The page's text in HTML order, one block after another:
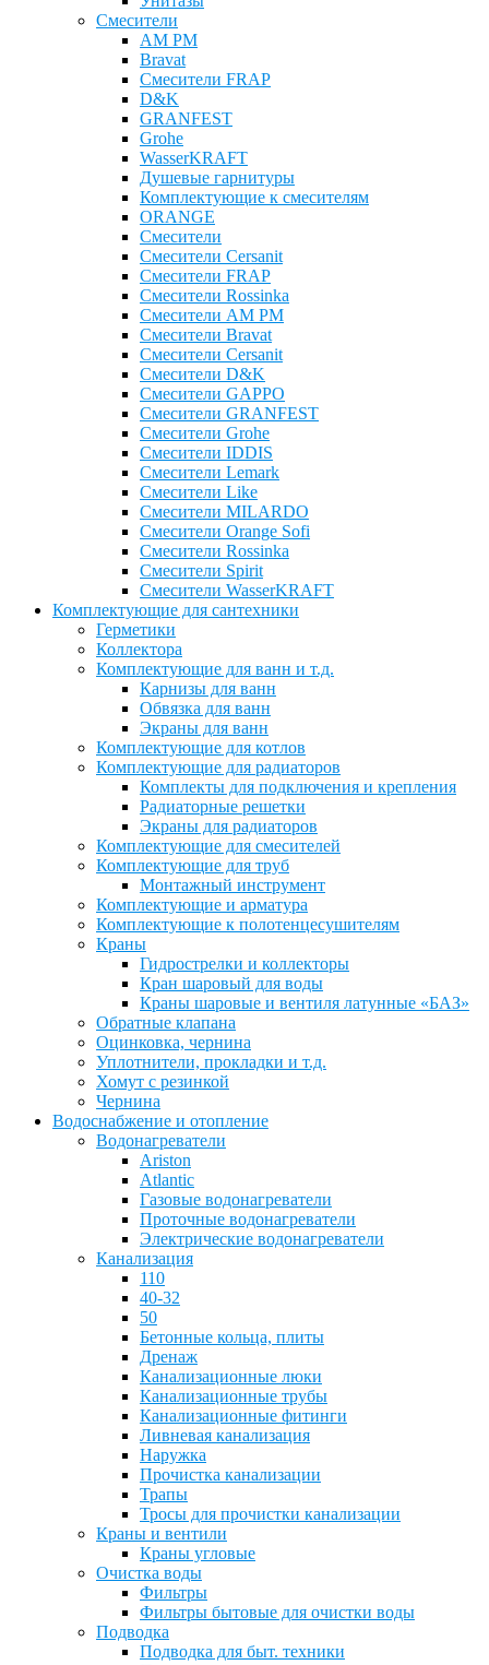
Смесители
AM PM
Bravat
Cмесители FRAP
D&K
GRANFEST
Grohe
WasserKRAFT
Душевые гарнитуры
Комплектующие к смесителям
ОRANGE
Смесители
Смесители Cersanit
Смесители FRAP
Смесители Rossinka
Смесители AM PM
Смесители Bravat
Смесители Cersanit
Смесители D&K
Смесители GAPPO
Смесители GRANFEST
Смесители Grohe
Смесители IDDIS
Смесители Lemark
Смесители Like
Смесители MILARDO
Смесители Orange Sofi
Смесители Rossinka
Смесители Spirit
Смесители WasserKRAFT
Комплектующие для сантехники
Герметики
Коллектора
Комплектующие для ванн и т.д.
Карнизы для ванн
Обвязка для ванн
Экраны для ванн
Комплектующие для котлов
Комплектующие для радиаторов
Комплекты для подключения и крепления
Радиаторные решетки
Экраны для радиаторов
Комплектующие для смесителей
Комплектующие для труб
Монтажный инструмент
Комплектующие и арматура
Комплектующие к полотенцесушителям
Краны
Гидрострелки и коллекторы
Кран шаровый для воды
Краны шаровые и вентиля латунные «БАЗ»
Обратные клапана
Оцинковка, чернина
Уплотнители, прокладки и т.д.
Хомут с резинкой
Чернина
Водоснабжение и отопление
Водонагреватели
Ariston
Atlantic
Газовые водонагреватели
Проточные водонагреватели
Электрические водонагреватели
Канализация
110
40-32
50
Бетонные кольца, плиты
Дренаж
Канализационные люки
Канализационные трубы
Канализационные фитинги
Ливневая канализация
Наружка
Прочистка канализации
Трапы
Тросы для прочистки канализации
Краны и вентили
Краны угловые
Очистка воды
Фильтры
Фильтры бытовые для очистки воды
Подводка
Подводка для быт. техники